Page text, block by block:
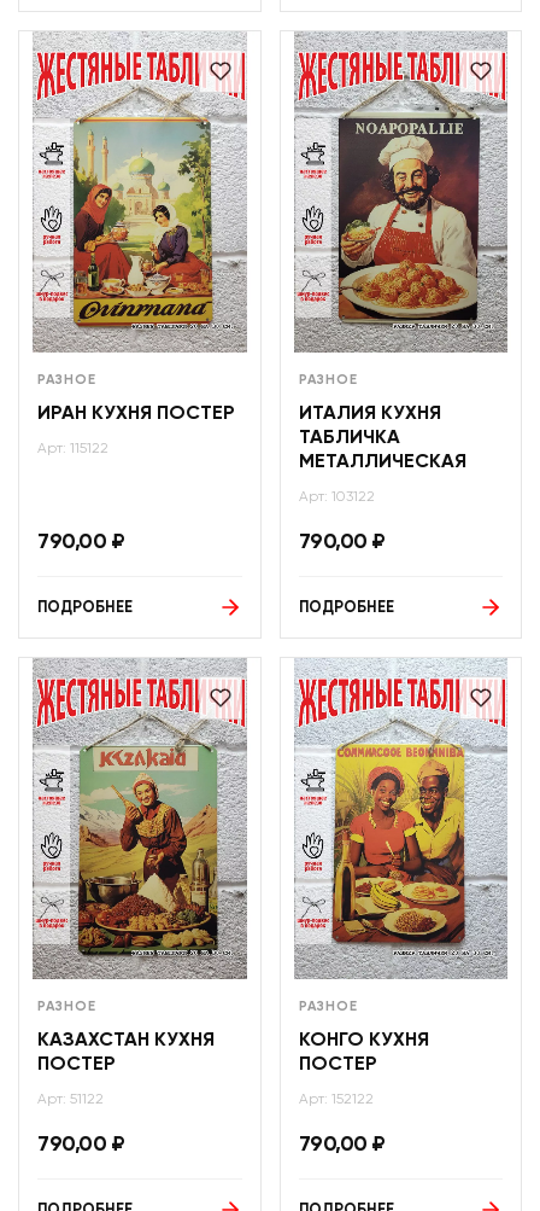
РАЗНОЕ
ИРАН КУХНЯ ПОСТЕР
Арт: 115122
790,00 ₽
ПОДРОБНЕЕ
РАЗНОЕ
ИТАЛИЯ КУХНЯ
ТАБЛИЧКА
МЕТАЛЛИЧЕСКАЯ
Арт: 103122
790,00 ₽
ПОДРОБНЕЕ
РАЗНОЕ
КАЗАХСТАН КУХНЯ
ПОСТЕР
Арт: 51122
790,00 ₽
РАЗНОЕ
КОНГО КУХНЯ
ПОСТЕР
Арт: 152122
790,00 ₽